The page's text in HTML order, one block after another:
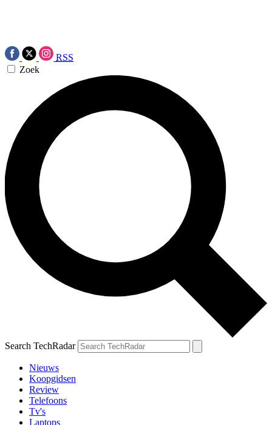
RSS
Zoek
Search TechRadar
Nieuws
Koopgidsen
Review
Telefoons
Tv's
Laptops